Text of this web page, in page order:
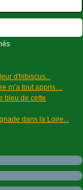
d'hibiscus...
m’a tout appris…
bleu de cette
dans la Loire...